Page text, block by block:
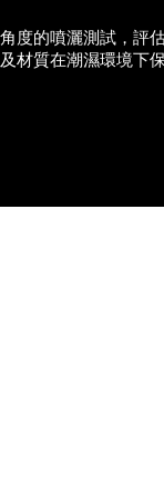
度的噴灑測試，評
材質在潮濕環境下